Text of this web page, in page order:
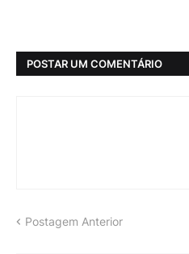
POSTAR UM COMENTÁRIO
Postagem Anterior